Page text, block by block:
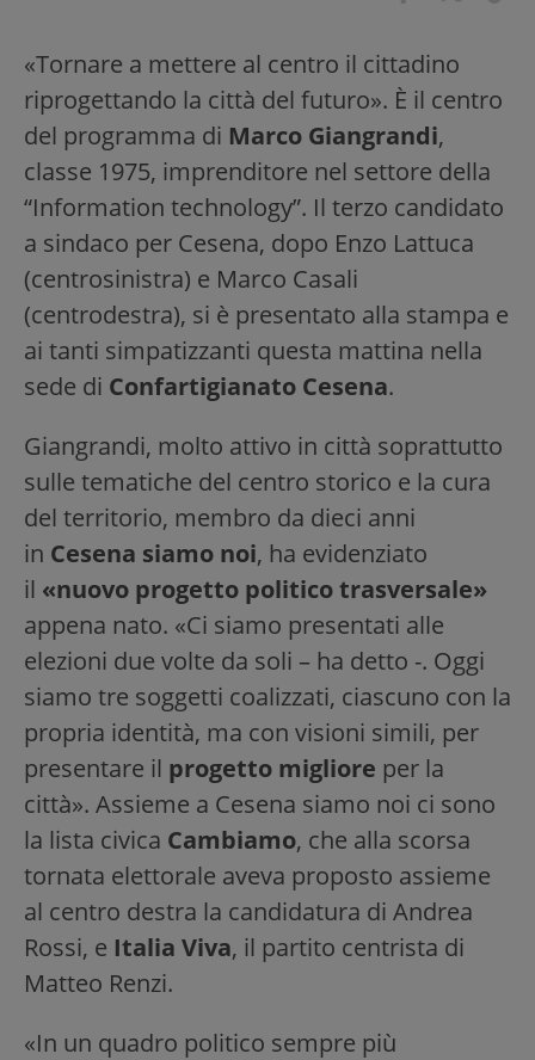
«Tornare a mettere al centro il cittadino
riprogettando la città del futuro». È il centro
del programma di Marco Giangrandi,
classe 1975, imprenditore nel settore della
“Information technology”. Il terzo candidato
a sindaco per Cesena, dopo Enzo Lattuca
(centrosinistra) e Marco Casali
(centrodestra), si è presentato alla stampa e
ai tanti simpatizzanti questa mattina nella
sede di Confartigianato Cesena.
Giangrandi, molto attivo in città soprattutto
sulle tematiche del centro storico e la cura
del territorio, membro da dieci anni
in Cesena siamo noi, ha evidenziato
il «nuovo progetto politico trasversale»
appena nato. «Ci siamo presentati alle
elezioni due volte da soli – ha detto -. Oggi
siamo tre soggetti coalizzati, ciascuno con la
propria identità, ma con visioni simili, per
presentare il progetto migliore per la
città». Assieme a Cesena siamo noi ci sono
la lista civica Cambiamo, che alla scorsa
tornata elettorale aveva proposto assieme
al centro destra la candidatura di Andrea
Rossi, e Italia Viva, il partito centrista di
Matteo Renzi.
«In un quadro politico sempre più